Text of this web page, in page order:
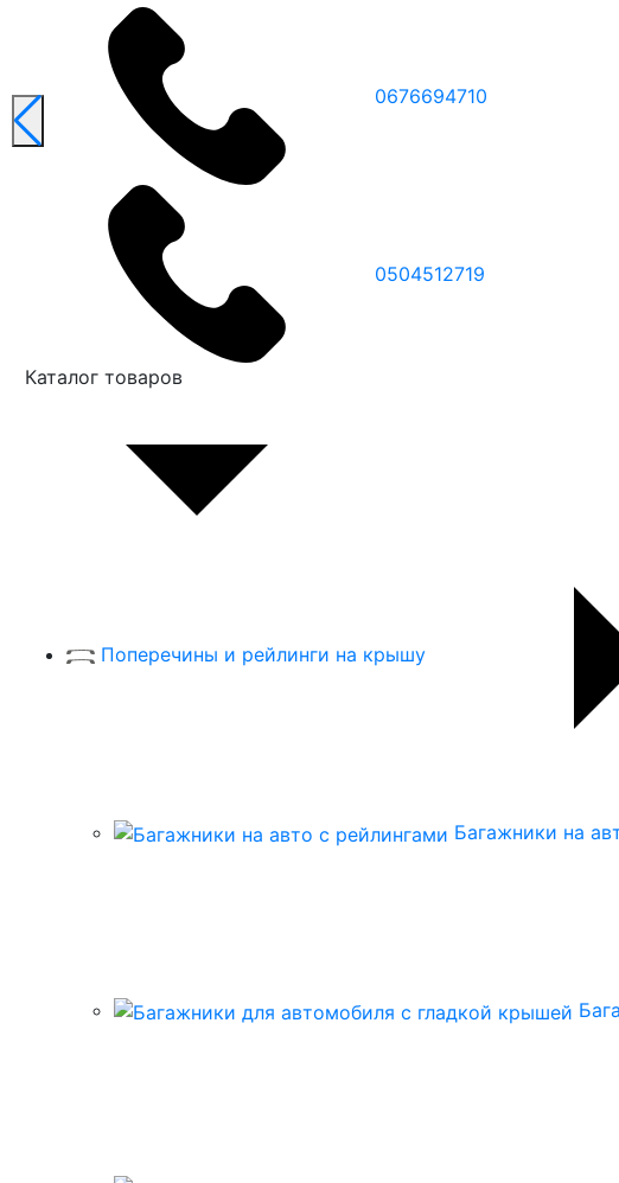
0676694710
0504512719
Каталог товаров
Поперечины и рейлинги на крышу
Багажники на